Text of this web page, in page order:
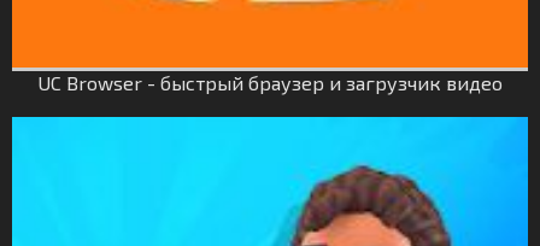
UC Browser - быстрый браузер и загрузчик видео